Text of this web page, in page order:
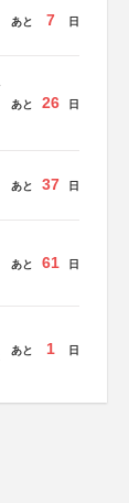
あと 7 日
あと 26 日
あと 37 日
あと 61 日
あと 1 日